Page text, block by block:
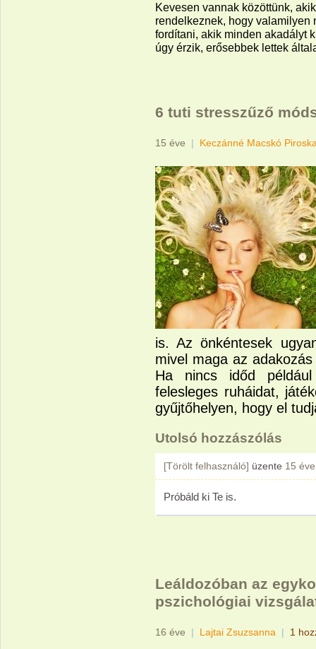
Kevesen vannak közöttünk,
rendelkeznek, hogy valamilyen
fordítani, akik minden akadályt
úgy érzik, erősebbek lettek
6 tuti stresszűző
15 éve | Keczánné Macskó
is. Az önkéntesek
mivel maga az
Ha nincs időd
felesleges ruháidat,
gyűjtőhelyen, hogy el
Utolsó hozzászólás
[Törölt felhasználó] üzente 15 éve
Próbáld ki Te is.
Leáldozóban az
pszichológiai
16 éve | Lajtai Zsuzsanna | 1